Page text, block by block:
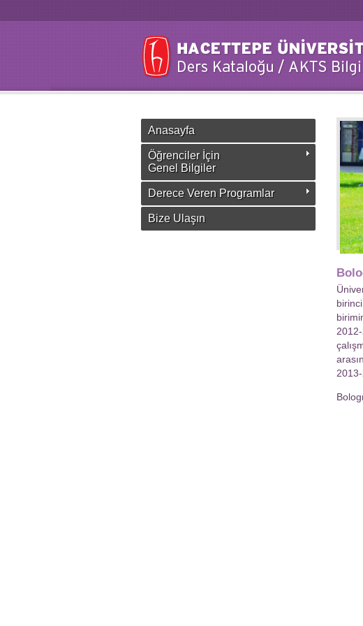
Anasayfa
Öğrenciler İçin
Genel Bilgiler
Derece Veren Programlar
Bize Ulaşın